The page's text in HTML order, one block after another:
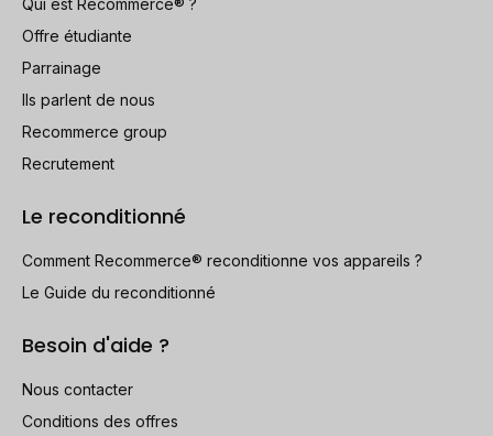
Qui est Recommerce® ?
Offre étudiante
Parrainage
Ils parlent de nous
Recommerce group
Recrutement
Le reconditionné
Comment Recommerce® reconditionne vos appareils ?
Le Guide du reconditionné
Besoin d'aide ?
Nous contacter
Conditions des offres